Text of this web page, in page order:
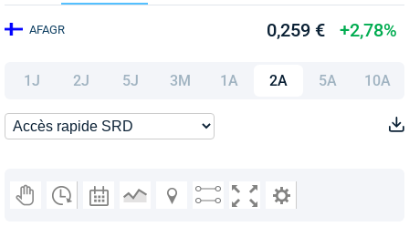
AFAGR 0,259 € +2,78%
1J 2J 5J 3M 1A 2A 5A 10A